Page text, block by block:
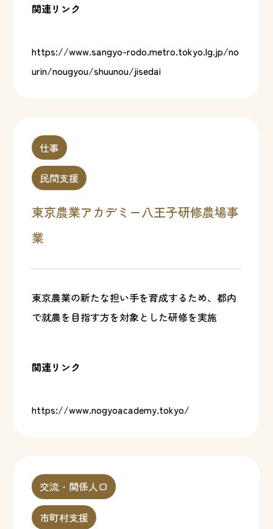
関連リンク
https://www.sangyo-rodo.metro.tokyo.lg.jp/no
urin/nougyou/shuunou/jisedai
仕事
民間支援
東京農業アカデミー八王子研修農場事
業
東京農業の新たな担い手を育成するため、都内
で就農を目指す方を対象とした研修を実施
関連リンク
https://www.nogyoacademy.tokyo/
交流・関係人口
市町村支援